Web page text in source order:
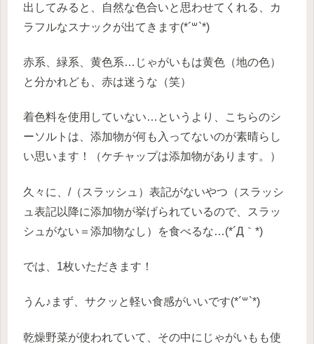
出してみると、自然な色合いと思わせてくれる、カ
ラフルなスナックが出てきます(*´꒳`*)
赤系、緑系、黄色系…じゃがいもは黄色（地の色）
と分かれども、赤は迷うな（笑）
着色料を使用していない…というより、こちらのシ
ーソルトは、添加物が何も入ってないのが素晴らし
い思います！（ケチャップは添加物があります。）
久々に、/（スラッシュ）表記がないやつ（スラッシ
ュ表記以降に添加物が挙げられているので、スラッ
シュがない＝添加物なし）を食べるな…(*´Д｀*)
では、1枚いただきます！
うん♪まず、サクッと軽い食感がいいです(*´꒳`*)
乾燥野菜が使われていて、その中にじゃがいもも使